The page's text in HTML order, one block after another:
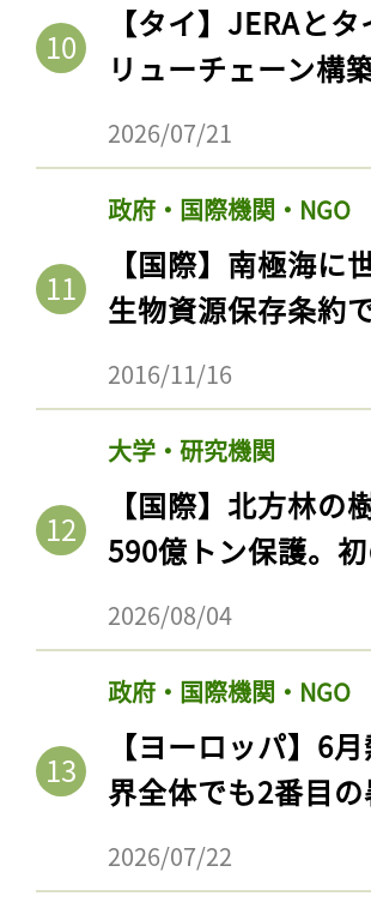
【タイ】JERAと
リューチェーン構
2026/07/21
政府・国際機関・NGO
【国際】南極海
生物資源保存条約
2016/11/16
大学・研究機関
【国際】北方林
590億トン保護。
2026/08/04
政府・国際機関・NGO
【ヨーロッパ】6
界全体でも2番目
2026/07/22
記事をお気
ログ